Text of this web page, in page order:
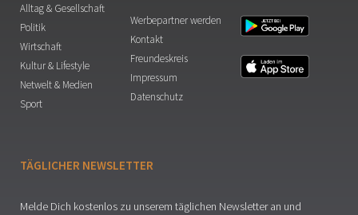
Alltag & Gesellschaft
Politik
Wirtschaft
Kultur & Lifestyle
Netwelt & Medien
Sport
Werbepartner werden
Kontakt
Freundeskreis
Impressum
Datenschutz
TÄGLICHER NEWSLETTER
Melde Dich kostenlos zu unserem täglichen Newsletter an und